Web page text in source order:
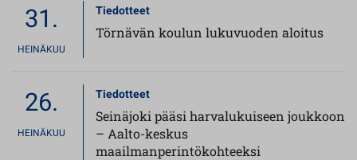
31.
HEINÄKUU
Tiedotteet
Törnävän koulun lukuvuoden aloitus
26.
HEINÄKUU
Tiedotteet
Seinäjoki pääsi harvalukuiseen joukkoon
– Aalto-keskus
maailmanperintökohteeksi